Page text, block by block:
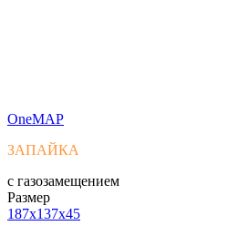
OneMAP
ЗАПАЙКА
с газозамещением
Размер
187x137x45